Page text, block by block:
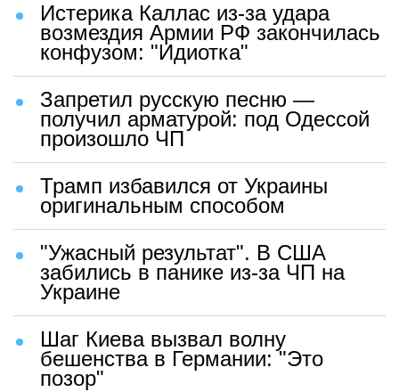
Истерика Каллас из-за удара
возмездия Армии РФ закончилась
конфузом: "Идиотка"
Запретил русскую песню —
получил арматурой: под Одессой
произошло ЧП
Трамп избавился от Украины
оригинальным способом
"Ужасный результат". В США
забились в панике из-за ЧП на
Украине
Шаг Киева вызвал волну
бешенства в Германии: "Это
позор"